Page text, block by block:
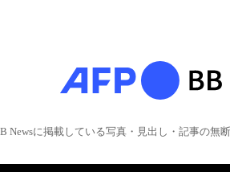
Newsに掲載している写真・見出し・記事の無